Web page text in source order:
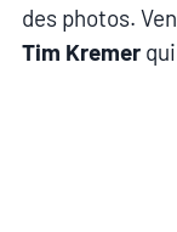
des photos.
Tim Kremerqui